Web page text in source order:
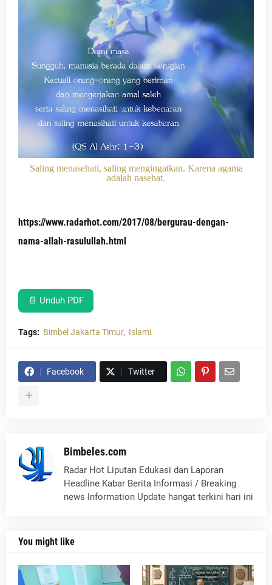
Saling menasehati, saling mengingatkan. Karena agama
adalah nasehat.
https://www.radarhot.com/2017/08/bergurau-dengan-
nama-allah-rasulullah.html
📄 Unduh PDF
Tags: Bimbel Jakarta Timur Islami
Facebook Twitter
Bimbeles.com
Radar Hot Liputan Edukasi dan Laporan
Headline Kabar Berita Informasi / Breaking
news Information Update hangat terkini hari ini
You might like